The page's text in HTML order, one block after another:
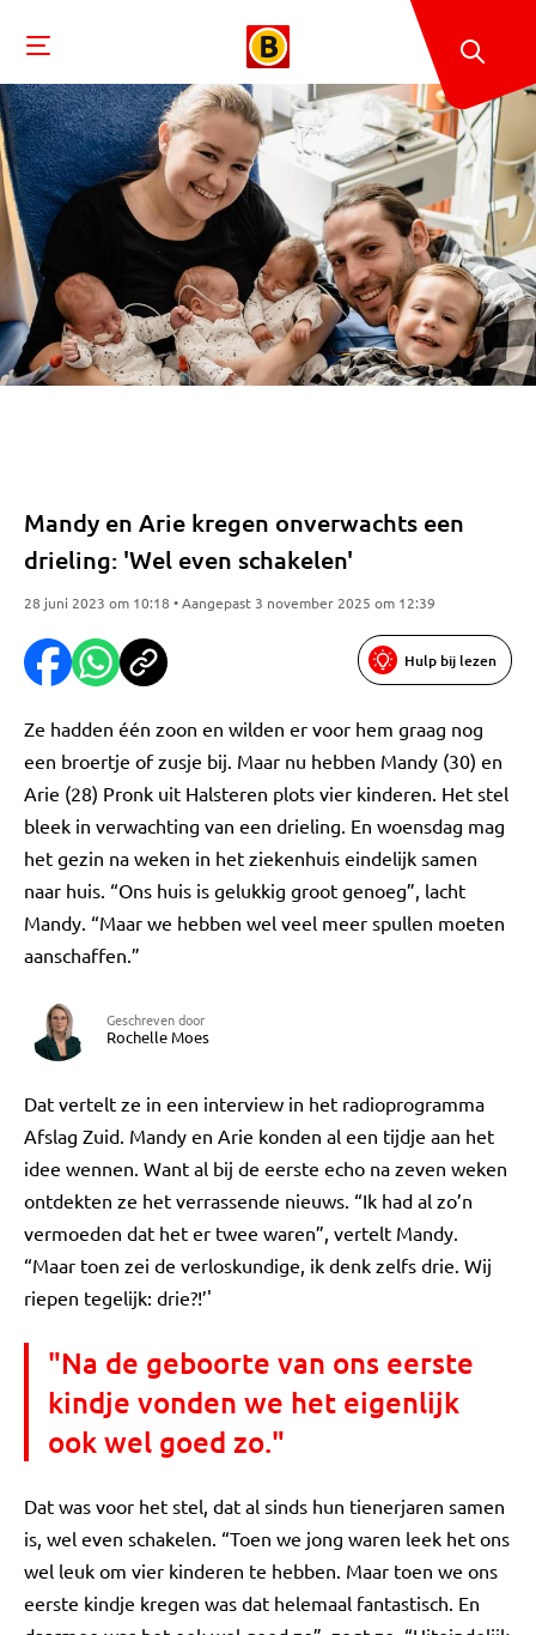
Mandy en Arie kregen onverwachts een
drieling: 'Wel even schakelen'
28 juni 2023 om 10:18 • Aangepast 3 november 2025 om 12:39
Hulp bij lezen
Ze hadden één zoon en wilden er voor hem graag nog
een broertje of zusje bij. Maar nu hebben Mandy (30) en
Arie (28) Pronk uit Halsteren plots vier kinderen. Het stel
bleek in verwachting van een drieling. En woensdag mag
het gezin na weken in het ziekenhuis eindelijk samen
naar huis. “Ons huis is gelukkig groot genoeg”, lacht
Mandy. “Maar we hebben wel veel meer spullen moeten
aanschaffen.”
Geschreven door
Rochelle Moes
Dat vertelt ze in een interview in het radioprogramma
Afslag Zuid. Mandy en Arie konden al een tijdje aan het
idee wennen. Want al bij de eerste echo na zeven weken
ontdekten ze het verrassende nieuws. “Ik had al zo’n
vermoeden dat het er twee waren”, vertelt Mandy.
“Maar toen zei de verloskundige, ik denk zelfs drie. Wij
riepen tegelijk: drie?!’'
"Na de geboorte van ons eerste
kindje vonden we het eigenlijk
ook wel goed zo."
Dat was voor het stel, dat al sinds hun tienerjaren samen
is, wel even schakelen. “Toen we jong waren leek het ons
wel leuk om vier kinderen te hebben. Maar toen we ons
eerste kindje kregen was dat helemaal fantastisch. En